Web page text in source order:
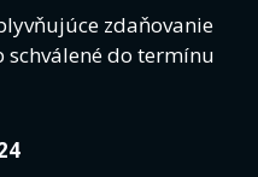
zdaňovanie
do termínu